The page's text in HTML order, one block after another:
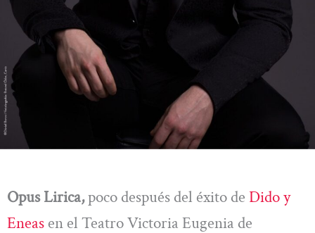
Opus Lirica,poco después del éxito de Dido y
Eneas en el Teatro Victoria Eugenia de